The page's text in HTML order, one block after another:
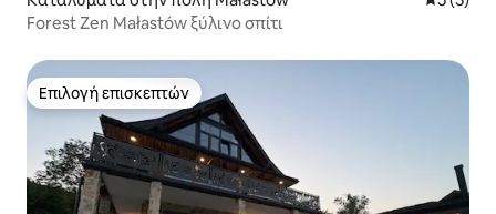
Forest Zen Małastów ξύλινο σπίτι
Επιλογή επισκεπτών
Επιλογή επισκεπτών